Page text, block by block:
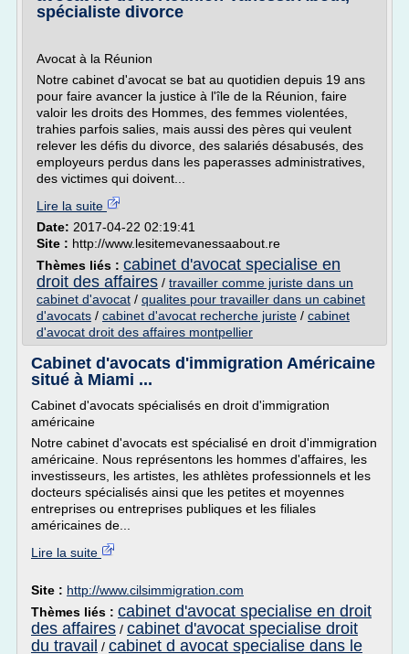
spécialiste divorce
Avocat à la Réunion
Notre cabinet d'avocat se bat au quotidien depuis 19 ans
pour faire avancer la justice à l'île de la Réunion, faire
valoir les droits des Hommes, des femmes violentées,
trahies parfois salies, mais aussi des pères qui veulent
relever les défis du divorce, des salariés désabusés, des
employeurs perdus dans les paperasses administratives,
des victimes qui doivent...
Lire la suite
Date: 2017-04-22 02:19:41
Site : http://www.lesitemevanessaabout.re
Thèmes liés : cabinet d'avocat specialise en
droit des affaires / travailler comme juriste dans un
cabinet d'avocat / qualites pour travailler dans un cabinet
d'avocats / cabinet d'avocat recherche juriste / cabinet
d'avocat droit des affaires montpellier
Cabinet d'avocats d'immigration Américaine
situé à Miami ...
Cabinet d'avocats spécialisés en droit d'immigration
américaine
Notre cabinet d'avocats est spécialisé en droit d'immigration
américaine. Nous représentons les hommes d'affaires, les
investisseurs, les artistes, les athlètes professionnels et les
docteurs spécialisés ainsi que les petites et moyennes
entreprises ou entreprises publiques et les filiales
américaines de...
Lire la suite
Site : http://www.cilsimmigration.com
Thèmes liés : cabinet d'avocat specialise en droit
des affaires / cabinet d'avocat specialise droit
du travail / cabinet d avocat specialise dans le